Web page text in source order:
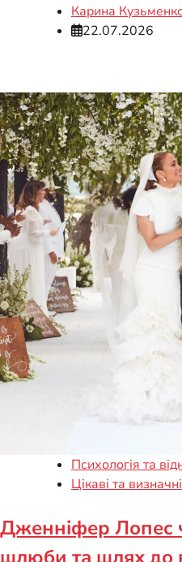
Карина
22.07.2026
Психологія та
Цікаві та
Дженніфер Лопес